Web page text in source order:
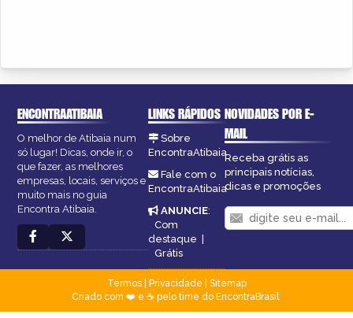
ENCONTRAATIBAIA
O melhor de Atibaia num
só lugar! Dicas, onde ir, o
que fazer, as melhores
empresas, locais, serviços e
muito mais no guia
Encontra Atibaia.
LINKS RÁPIDOS
Sobre
EncontraAtibaia
Fale com o
EncontraAtibaia
ANUNCIE:
Com
destaque |
Grátis
NOVIDADES POR E-
MAIL
Receba grátis as
principais notícias,
dicas e promoções
Termos| Privacidade
Sitemap
Criado com ❤️ e ☕ pelo time do EncontraBrasil